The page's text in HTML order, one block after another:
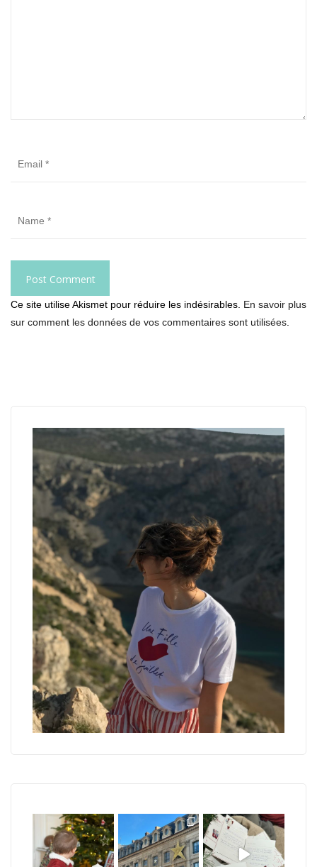
Ce site utilise Akismet pour réduire les indésirables. En savoir plus
sur comment les données de vos commentaires sont utilisées